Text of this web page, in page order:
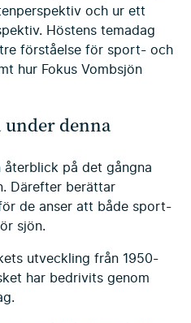
och ur ett
Höstens temadag
förståelse för sport- och
hur Fokus Vombsjön
under denna
återblick på det gångna
Därefter berättar
de anser att både sport-
sjön.
utveckling från 1950-
har bedrivits genom